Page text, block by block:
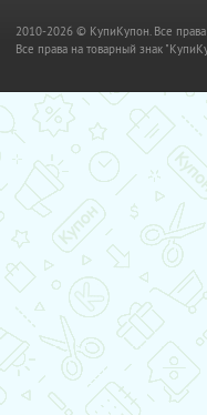
2010-2026 © КупиКупон. Все
Все права на товарный знак